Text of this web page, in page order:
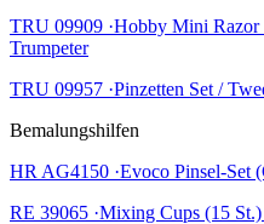
TRU 09909 ·Hobby Mini
Trumpeter
TRU 09957 ·Pinzetten Set /
Bemalungshilfen
HR AG4150 ·Evoco Pinsel-Set
RE 39065 ·Mixing Cups (15